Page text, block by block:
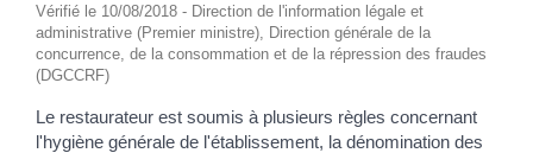
Vérifié le 10/08/2018 - Direction de l'information légale et
administrative (Premier ministre), Direction générale de la
concurrence, de la consommation et de la répression des fraudes
(DGCCRF)
Le restaurateur est soumis à plusieurs règles concernant
l'hygiène générale de l'établissement, la dénomination des